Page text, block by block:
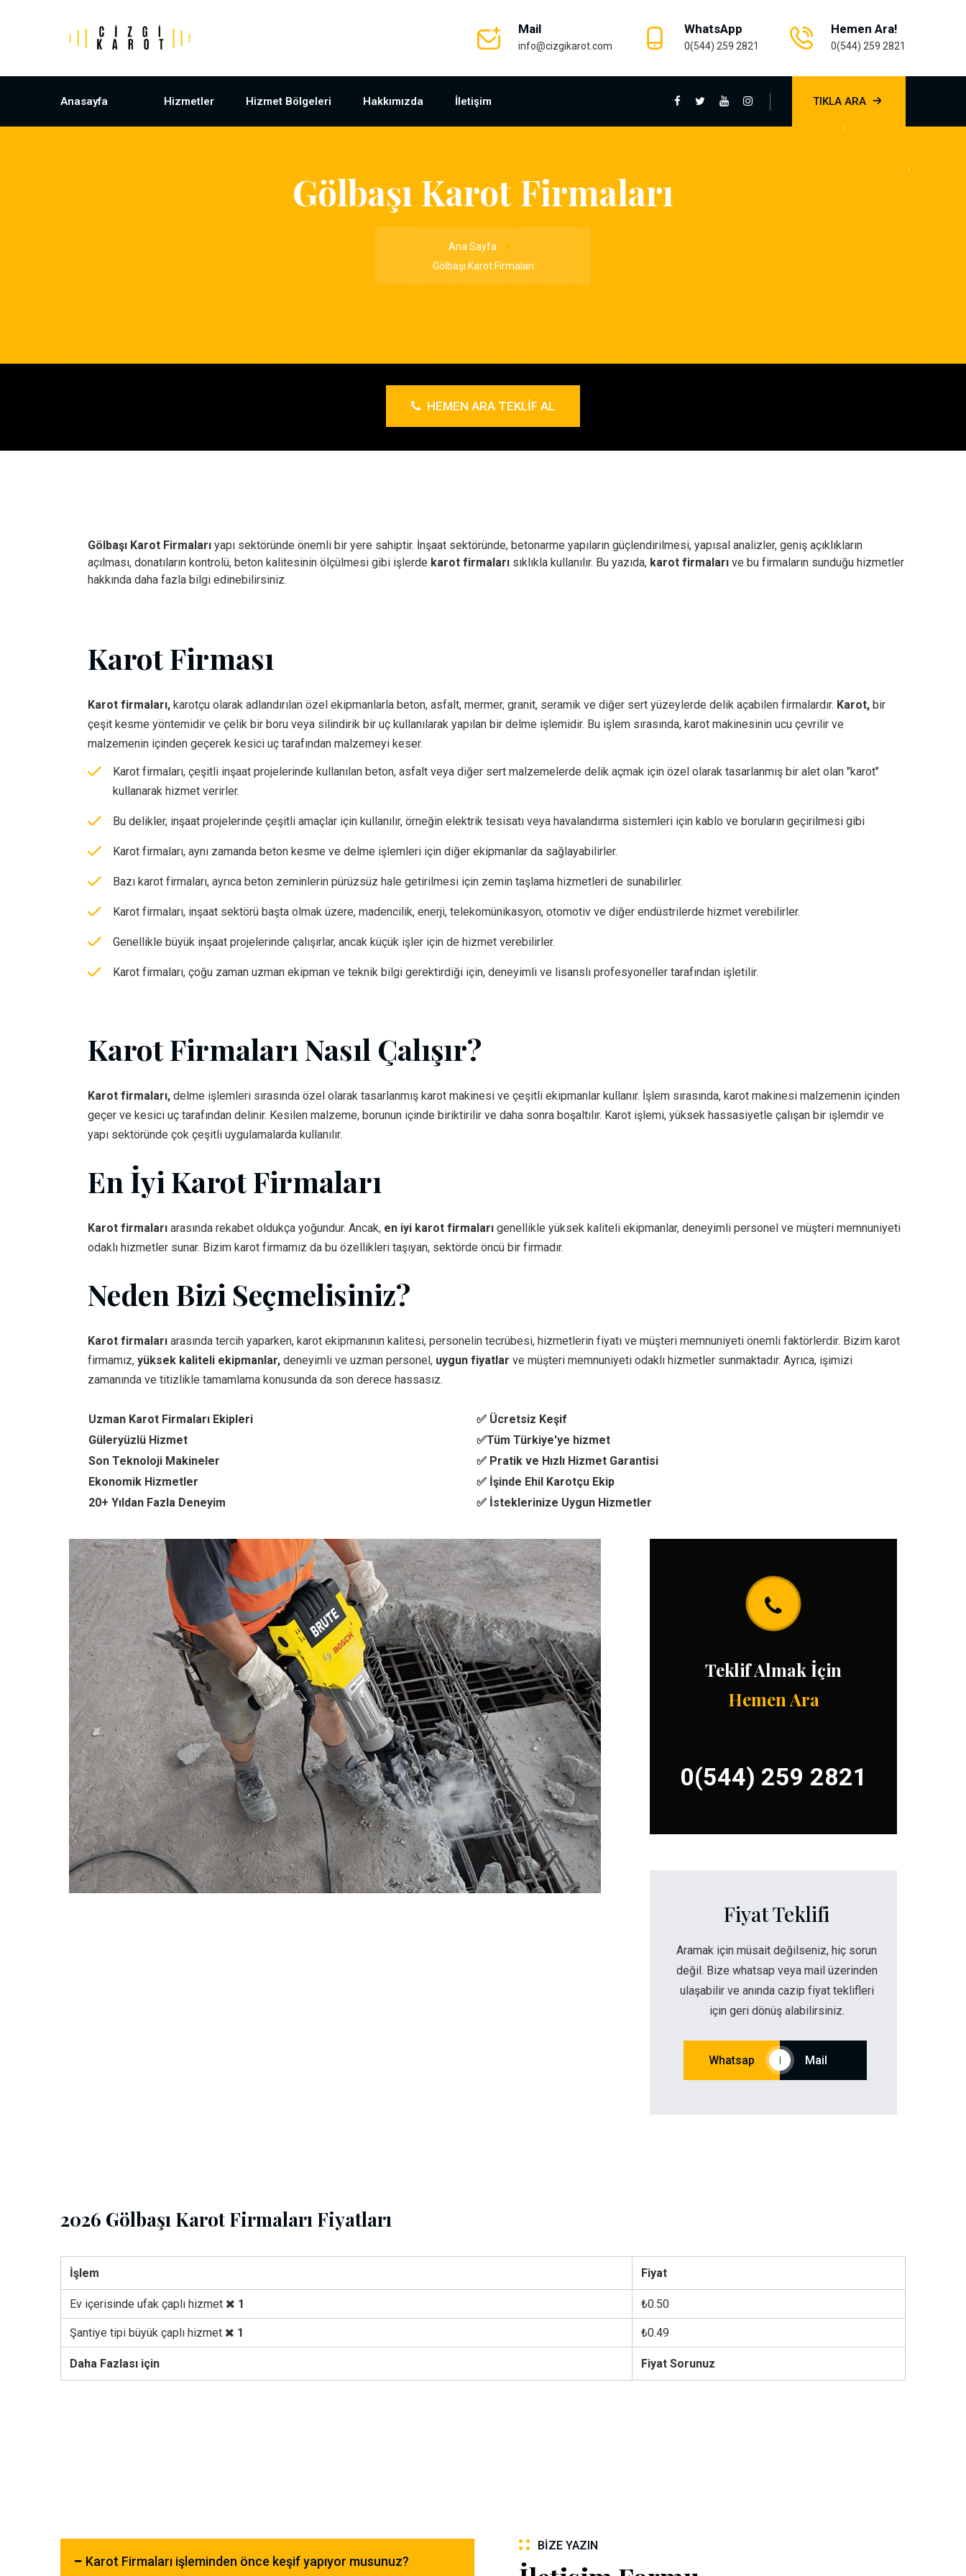
Mail
info@cizgikarot.com
WhatsApp
0(544) 259 2821
Hemen Ara!
0(544) 259 2821
Anasayfa Hizmetler Hizmet Bölgeleri Hakkımızda İletişim TIKLA ARA
Gölbaşı Karot Firmaları
Ana Sayfa
Gölbaşı Karot Firmaları
HEMEN ARA TEKLIF AL
Gölbaşı Karot Firmaları yapı sektöründe önemli bir yere sahiptir. İnşaat sektöründe, betonarme yapıların güçlendirilmesi, yapısal analizler, geniş açıklıkların
açılması, donatıların kontrolü, beton kalitesinin ölçülmesi gibi işlerde karot firmaları sıklıkla kullanılır. Bu yazıda, karot firmaları ve bu firmaların sunduğu hizmetler
hakkında daha fazla bilgi edinebilirsiniz.
Karot Firması
Karot firmaları, karotçu olarak adlandırılan özel ekipmanlarla beton, asfalt, mermer, granit, seramik ve diğer sert yüzeylerde delik açabilen firmalardır. Karot, bir
çeşit kesme yöntemidir ve çelik bir boru veya silindirik bir uç kullanılarak yapılan bir delme işlemidir. Bu işlem sırasında, karot makinesinin ucu çevrilir ve
malzemenin içinden geçerek kesici uç tarafından malzemeyi keser.
Karot firmaları, çeşitli inşaat projelerinde kullanılan beton, asfalt veya diğer sert malzemelerde delik açmak için özel olarak tasarlanmış bir alet olan "karot"
kullanarak hizmet verirler.
Bu delikler, inşaat projelerinde çeşitli amaçlar için kullanılır, örneğin elektrik tesisatı veya havalandırma sistemleri için kablo ve boruların geçirilmesi gibi
Karot firmaları, aynı zamanda beton kesme ve delme işlemleri için diğer ekipmanlar da sağlayabilirler.
Bazı karot firmaları, ayrıca beton zeminlerin pürüzsüz hale getirilmesi için zemin taşlama hizmetleri de sunabilirler.
Karot firmaları, inşaat sektörü başta olmak üzere, madencilik, enerji, telekomünikasyon, otomotiv ve diğer endüstrilerde hizmet verebilirler.
Genellikle büyük inşaat projelerinde çalışırlar, ancak küçük işler için de hizmet verebilirler.
Karot firmaları, çoğu zaman uzman ekipman ve teknik bilgi gerektirdiği için, deneyimli ve lisanslı profesyoneller tarafından işletilir.
Karot Firmaları Nasıl Çalışır?
Karot firmaları, delme işlemleri sırasında özel olarak tasarlanmış karot makinesi ve çeşitli ekipmanlar kullanır. İşlem sırasında, karot makinesi malzemenin içinden
geçer ve kesici uç tarafından delinir. Kesilen malzeme, borunun içinde biriktirilir ve daha sonra boşaltılır. Karot işlemi, yüksek hassasiyetle çalışan bir işlemdir ve
yapı sektöründe çok çeşitli uygulamalarda kullanılır.
En İyi Karot Firmaları
Karot firmaları arasında rekabet oldukça yoğundur. Ancak, en iyi karot firmaları genellikle yüksek kaliteli ekipmanlar, deneyimli personel ve müşteri memnuniyeti
odaklı hizmetler sunar. Bizim karot firmamız da bu özellikleri taşıyan, sektörde öncü bir firmadır.
Neden Bizi Seçmelisiniz?
Karot firmaları arasında tercih yaparken, karot ekipmanının kalitesi, personelin tecrübesi, hizmetlerin fiyatı ve müşteri memnuniyeti önemli faktörlerdir. Bizim karot
firmamız, yüksek kaliteli ekipmanlar, deneyimli ve uzman personel, uygun fiyatlar ve müşteri memnuniyeti odaklı hizmetler sunmaktadır. Ayrıca, işimizi
zamanında ve titizlikle tamamlama konusunda da son derece hassasız.
Uzman Karot Firmaları Ekipleri
✅ Ücretsiz Keşif
Güleryüzlü Hizmet
✅Tüm Türkiye'ye hizmet
Son Teknoloji Makineler
✅ Pratik ve Hızlı Hizmet Garantisi
Ekonomik Hizmetler
✅ İşinde Ehil Karotçu Ekip
20+ Yıldan Fazla Deneyim
✅ İsteklerinize Uygun Hizmetler
Teklif Almak İçin
Hemen Ara
0(544) 259 2821
Fiyat Teklifi
Aramak için müsait değilseniz, hiç sorun
değil. Bize whatsap veya mail üzerinden
ulaşabilir ve anında cazip fiyat teklifleri
için geri dönüş alabilirsiniz.
Whatsap Mail
2026 Gölbaşı Karot Firmaları Fiyatları
İşlem Fiyat
Ev içerisinde ufak çaplı hizmet 1 ₺0.50
Şantiye tipi büyük çaplı hizmet 1 ₺0.49
Daha Fazlası için Fiyat Sorunuz
Karot Firmaları işleminden önce keşif yapıyor musunuz?
BIZE YAZIN